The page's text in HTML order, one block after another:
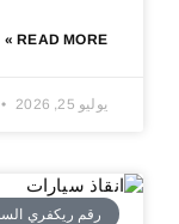
READ MORE »
يوليو 25, 2026
رقم ريكفري السمحة